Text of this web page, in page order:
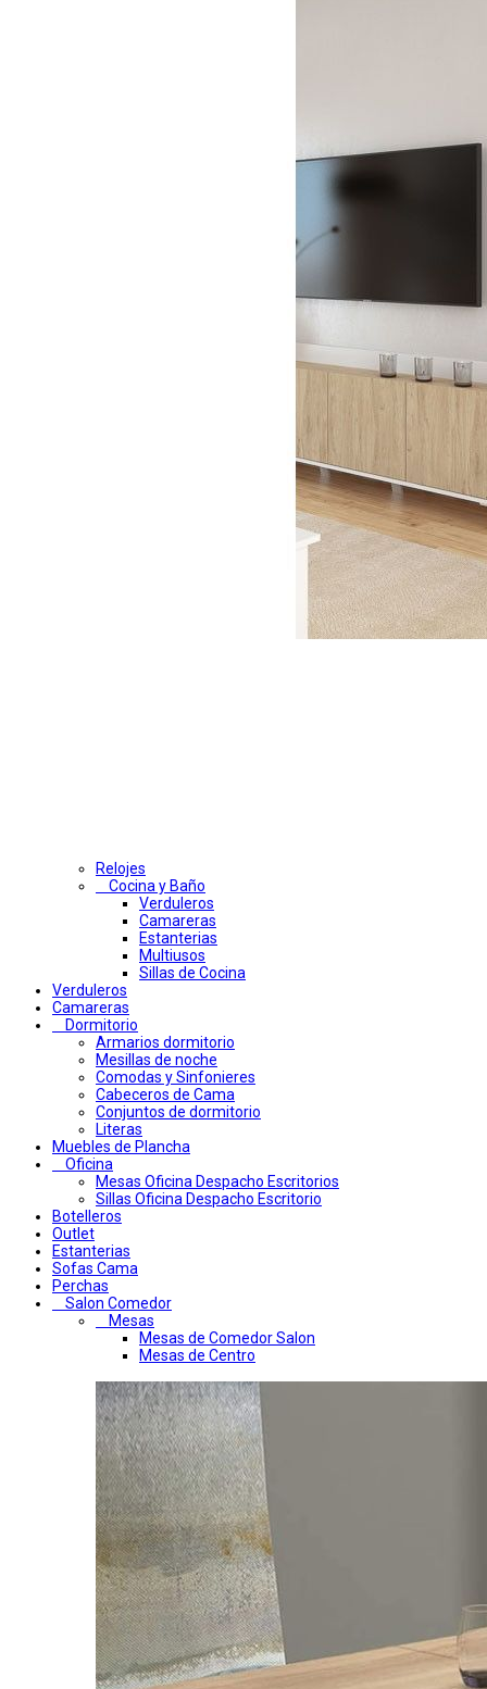
Relojes
Cocina y Baño
Verduleros
Camareras
Estanterias
Multiusos
Sillas de Cocina
Verduleros
Camareras
Dormitorio
Armarios dormitorio
Mesillas de noche
Comodas y Sinfonieres
Cabeceros de Cama
Conjuntos de dormitorio
Literas
Muebles de Plancha
Oficina
Mesas Oficina Despacho Escritorios
Sillas Oficina Despacho Escritorio
Botelleros
Outlet
Estanterias
Sofas Cama
Perchas
Salon Comedor
Mesas
Mesas de Comedor Salon
Mesas de Centro